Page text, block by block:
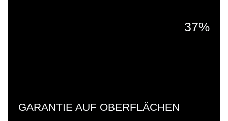
37%
GARANTIE AUF OBERFLÄCHEN